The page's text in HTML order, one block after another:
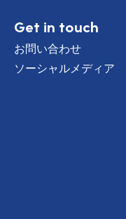
Get in touch
お問い合わせ
ソーシャルメディア